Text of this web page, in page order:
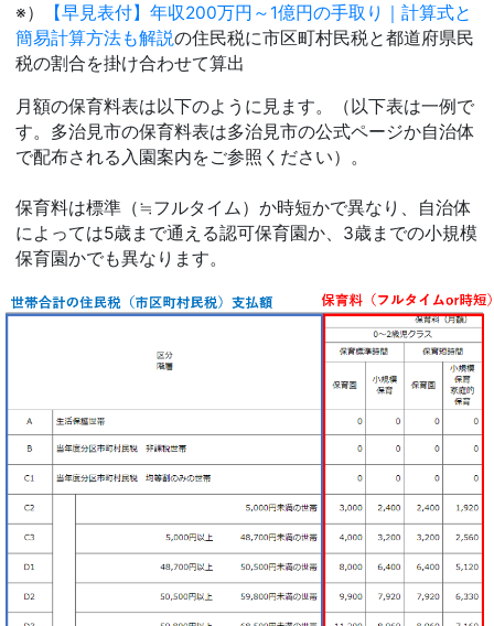
※）
【早見表付】年収200万円～1億円の手取り｜計算式と
簡易計算方法も解説の住民税に市区町村民税と都道府県民
税の割合を掛け合わせて算出
月額の保育料表は以下のように見ます。（以下表は一例で
す。多治見市の保育料表は多治見市の公式ページか自治体
で配布される入園案内をご参照ください）。
保育料は標準（≒フルタイム）か時短かで異なり、自治体
によっては5歳まで通える認可保育園か、3歳までの小規模
保育園かでも異なります。